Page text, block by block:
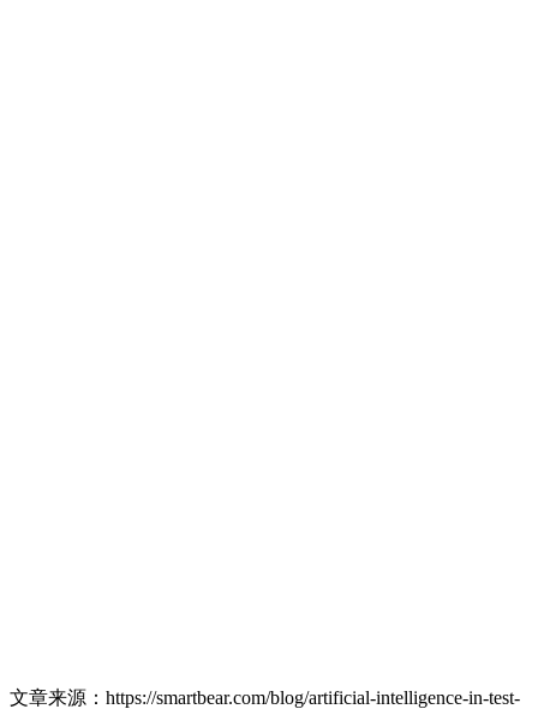
文章来源：https://smartbear.com/blog/artificial-intelligence-in-test-